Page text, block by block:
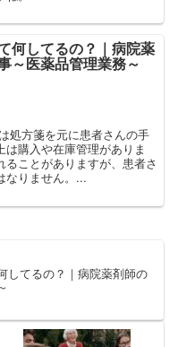
何してるの？｜病院薬
～医薬品管理業務～
処方箋を元に患者さんの手
購入や在庫管理がありま
ことがありますが、患者さ
なりません。...
してるの？｜病院薬剤師の